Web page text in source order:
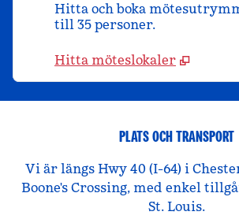
Hitta och boka
till 35 personer.
Hitta möteslokaler
PLATS OCH TRANSPORT
Vi är längs Hwy 40 (I-64) i
Boone's Crossing, med enkel
St. Louis.